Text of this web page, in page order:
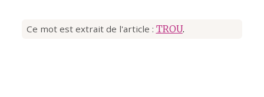
Ce mot est extrait de l'article : TROU.